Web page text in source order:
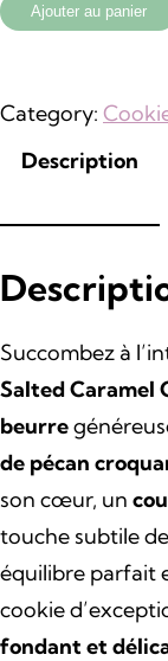
i
i
l
é
t
a
i
a
t
e
s
t
:
Ajouter au panier
Category:
Description
Succombez à
Salted Caramel
beurre
de pécan
son cœur, un
touche subtile de
équilibre parfait
cookie
fondant et